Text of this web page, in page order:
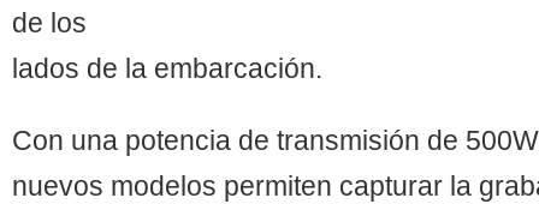
de los
lados de la embarcación.
Con una potencia de transmisión de
nuevos modelos permiten capturar la